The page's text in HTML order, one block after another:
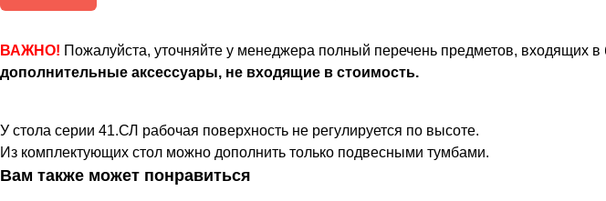
ВАЖНО! Пожалуйста, уточняйте у менеджера полный перечень предметов, входящих в
дополнительные аксессуары, не входящие в стоимость.
У стола серии 41.СЛ рабочая поверхность не регулируется по высоте.
Из комплектующих стол можно дополнить только подвесными тумбами.
Вам также может понравиться